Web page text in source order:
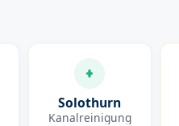
Solothurn
Kanalreinigung